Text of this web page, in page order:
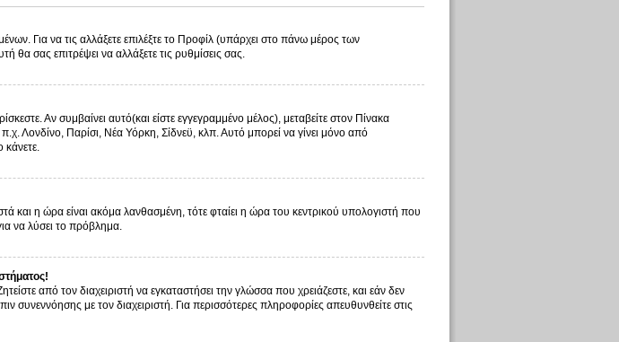
Για να τις αλλάξετε επιλέξτε το Προφίλ (υπάρχει στο πάνω μέρος των
θα σας επιτρέψει να αλλάξετε τις ρυθμίσεις σας.
Αν συμβαίνει αυτό(και είστε εγγεγραμμένο μέλος), μεταβείτε στον Πίνακα
Λονδίνο, Παρίσι, Νέα Υόρκη, Σίδνεϋ, κλπ. Αυτό μπορεί να γίνει μόνο από
κάνετε.
και η ώρα είναι ακόμα λανθασμένη, τότε φταίει η ώρα του κεντρικού υπολογιστή που
να λύσει το πρόβλημα.
από τον διαχειριστή να εγκαταστήσει την γλώσσα που χρειάζεστε, και εάν δεν
συνεννόησης με τον διαχειριστή. Για περισσότερες πληροφορίες απευθυνθείτε στις